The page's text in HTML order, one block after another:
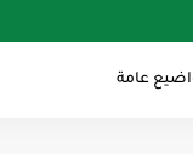
عامة